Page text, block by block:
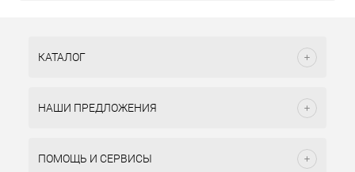
КАТАЛОГ
НАШИ ПРЕДЛОЖЕНИЯ
ПОМОЩЬ И СЕРВИСЫ